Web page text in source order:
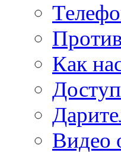
Как
Видео